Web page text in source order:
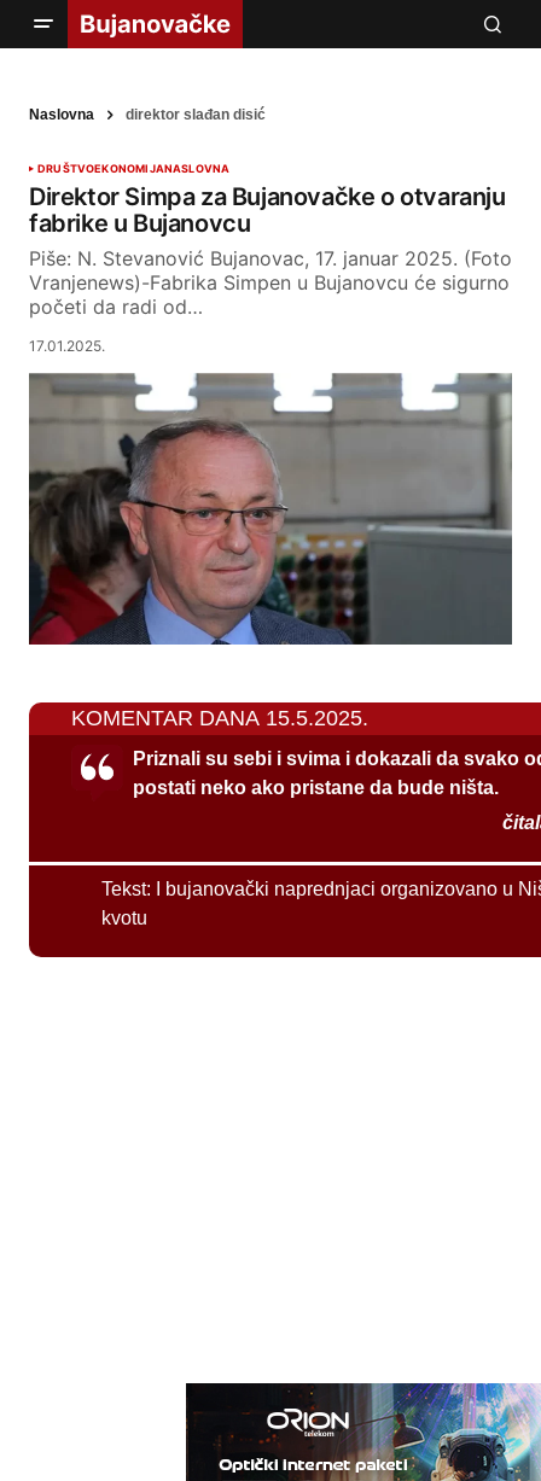
Naslovna direktor slađan disić
DRUŠTVOEKONOMIJANASLOVNA
Direktor Simpa za Bujanovačke o otvaranju
fabrike u Bujanovcu
Piše: N. Stevanović Bujanovac, 17. januar 2025. (Foto
Vranjenews)-Fabrika Simpen u Bujanovcu će sigurno
početi da radi od…
17.01.2025.
KOMENTAR DANA 15.5.2025.
Priznali su sebi i svima i dokazali da svako
postati neko ako pristane da bude ništa.
Tekst:
I bujanovački naprednjaci organizovano u
kvotu